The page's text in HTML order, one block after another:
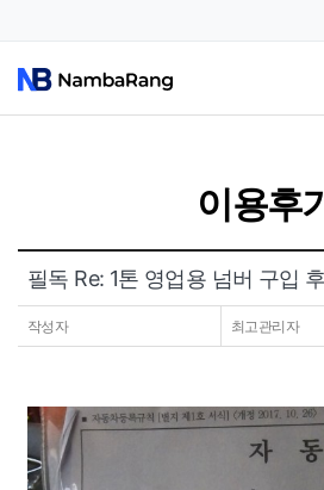
팔고
공지사항
이용후기
이용후
필독 Re: 1톤 영업용 넘버 구입
작성자 최고관리자